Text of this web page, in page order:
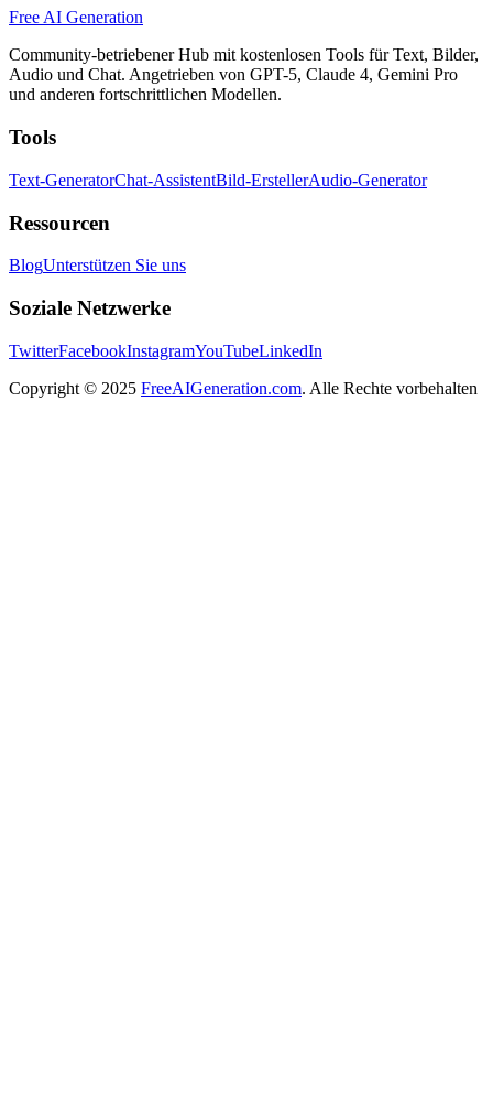
Free AI Generation
Community-betriebener Hub mit kostenlosen Tools für Text, Bilder,
Audio und Chat. Angetrieben von GPT-5, Claude 4, Gemini Pro
und anderen fortschrittlichen Modellen.
Tools
Text-GeneratorChat-AssistentBild-ErstellerAudio-Generator
Ressourcen
BlogUnterstützen Sie uns
Soziale Netzwerke
TwitterFacebookInstagramYouTubeLinkedIn
Copyright © 2025 FreeAIGeneration.com. Alle Rechte vorbehalten